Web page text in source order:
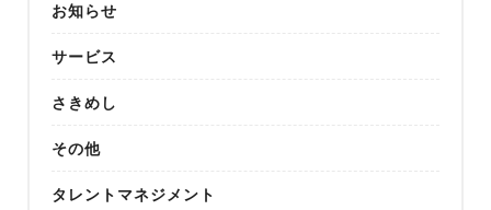
お知らせ
サービス
さきめし
その他
タレントマネジメント